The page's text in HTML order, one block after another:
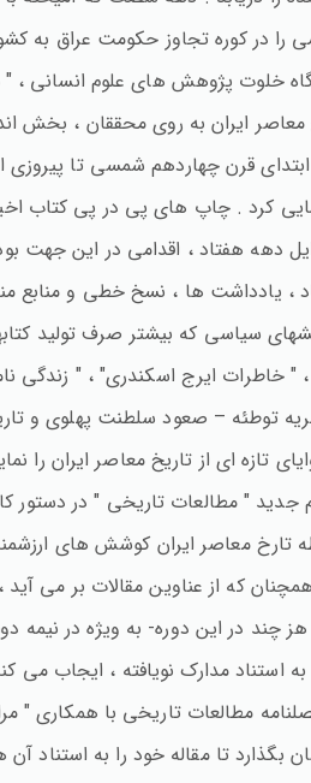
در کوره تجاوز حکومت عراق به
، در میدان گاه خلوت پژوهش های
ایران به روی محققان ، بخش
قرن چهاردهم شمسی تا
کرد . چاپ های پی در پی کتاب
، یادداشت ها ، نسخ خطی و منابع
سیاسی که بیشتر صرف تولید
ایرج اسکندری" ، " زندگی
توطئه – صعود سلطنت پهلوی و
تازه ای از تاریخ معاصر ایران
جدید " مطالعات تاریخی " در
معاصر ایران کوشش های
که از عناوین مقالات بر می
هز چند در این دوره- به ویژه در
به استناد مدارک نویافته ،
مطالعات تاریخی با همکاری "
بگذارد تا مقاله خود را به